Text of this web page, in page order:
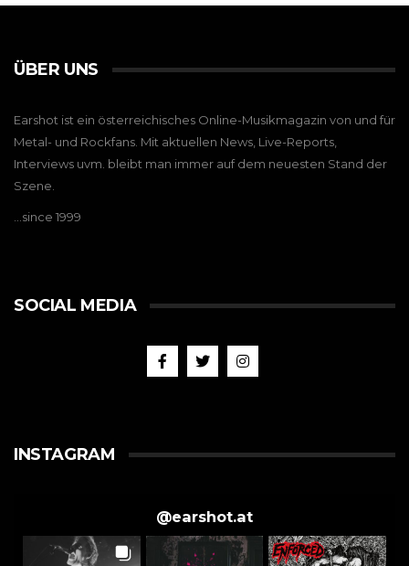
ÜBER UNS
Earshot ist ein österreichisches Online-Musikmagazin von und für
Metal- und Rockfans. Mit aktuellen News, Live-Reports,
Interviews uvm. bleibt man immer auf dem neuesten Stand der
Szene.
…since 1999
SOCIAL MEDIA
INSTAGRAM
@earshot.at